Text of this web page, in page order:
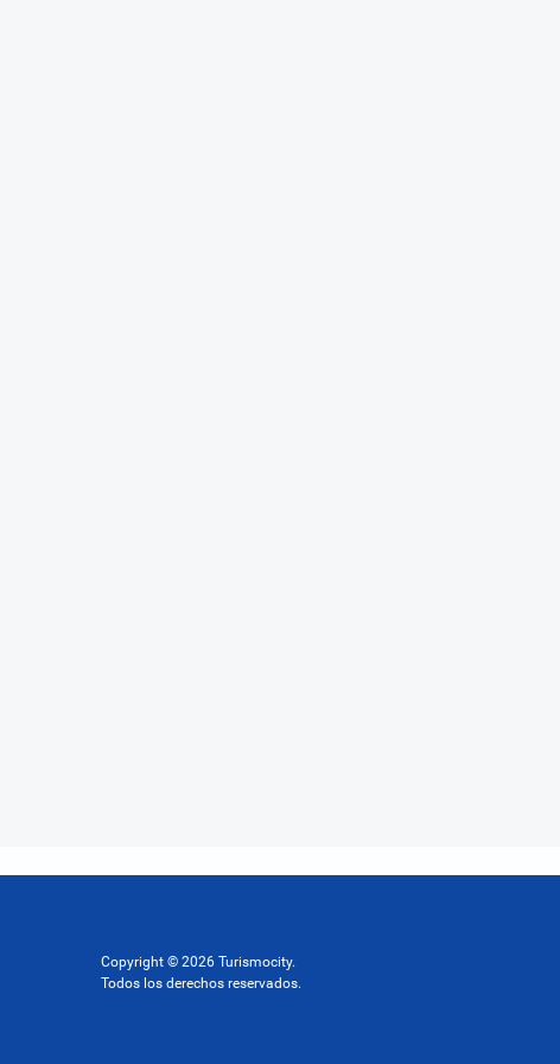
Copyright © 2026 Turismocity.
Todos los derechos reservados.